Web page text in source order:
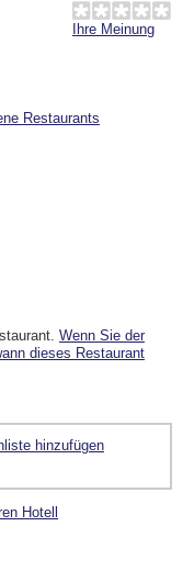
Ihre Meinung
Restaurants
Wenn Sie der
dieses Restaurant
hinzufügen
Hotell